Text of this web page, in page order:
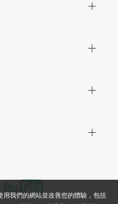
我們的網站並改善您的體驗，包括